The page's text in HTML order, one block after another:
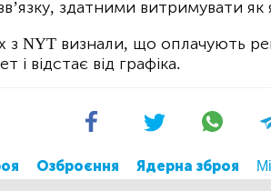
здатними витримувати як
NYT визнали, що оплачують
відстає від графіка.
Озброєння Ядерна зброя